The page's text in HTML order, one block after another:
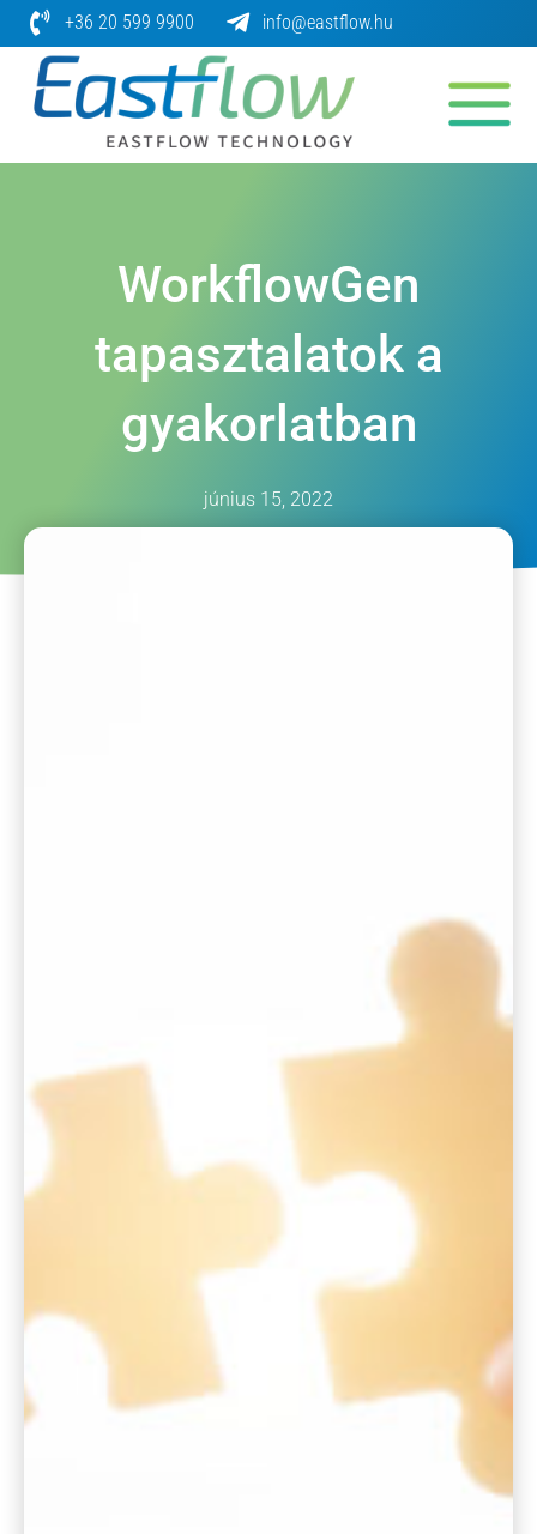
Skip
to
content
+36 20 599 9900 info@eastflow.hu
WorkflowGen
tapasztalatok a
gyakorlatban
június 15, 2022